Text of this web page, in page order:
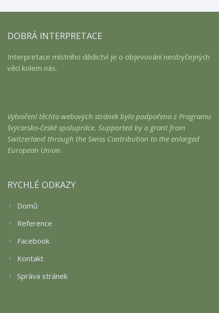
DOBRÁ INTERPRETACE
Interpretace místního dědictví je o objevování neobyčejných
věcí kolem nás.
Vytvoření těchto webových stránek bylo podpořeno z Programu
švýcarsko-české spolupráce. Supported by a grant from
Switzerland through the Swiss Contribution to the enlarged
European Union.
RYCHLÉ ODKAZY
Domů
Reference
Facebook
Kontakt
Správa stránek